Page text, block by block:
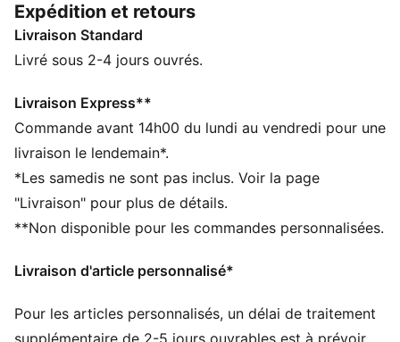
CARACTÉRISTIQUES + AVANTAGES
Confectionné avec un minimum de 20 % de coton
recyclé
Coupe : Décontractée
Matière principale : Jersey simple
Longueur : Régulière
Manches courtes
Expédition et retours
Livraison Standard
Livré sous 2-4 jours ouvrés.
Livraison Express**
Commande avant 14h00 du lundi au vendredi pour une
livraison le lendemain*.
*Les samedis ne sont pas inclus. Voir la page
"Livraison" pour plus de détails.
**Non disponible pour les commandes personnalisées.
Livraison d'article personnalisé*
Pour les articles personnalisés, un délai de traitement
supplémentaire de 2-5 jours ouvrables est à prévoir.